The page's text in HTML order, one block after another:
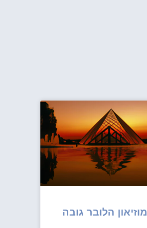
מוזיאון הלובר גובה